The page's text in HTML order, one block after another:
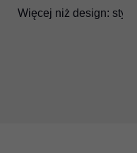
Więcej niż design: styl!